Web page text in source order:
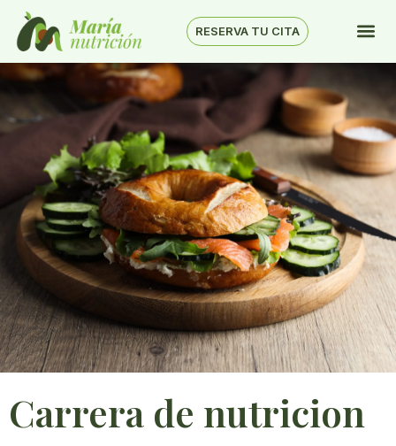
RESERVA TU CITA
Carrera de nutricion